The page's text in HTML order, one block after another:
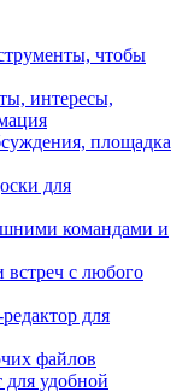
чтобы
интересы,
площадка
для
командами и
встреч с любого
для
файлов
удобной